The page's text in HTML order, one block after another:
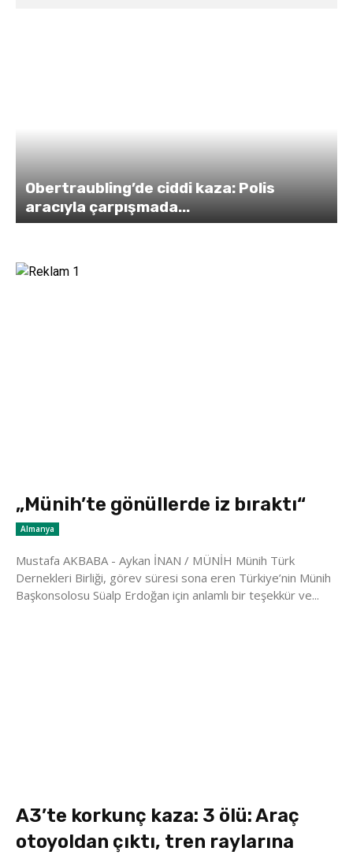
Obertraubling’de ciddi kaza: Polis
aracıyla çarpışmada...
„Münih’te gönüllerde iz bıraktı“
Almanya
Mustafa AKBABA - Aykan İNAN / MÜNİH Münih Türk
Dernekleri Birliği, görev süresi sona eren Türkiye’nin Münih
Başkonsolosu Süalp Erdoğan için anlamlı bir teşekkür ve...
A3’te korkunç kaza: 3 ölü: Araç
otoyoldan çıktı, tren raylarına